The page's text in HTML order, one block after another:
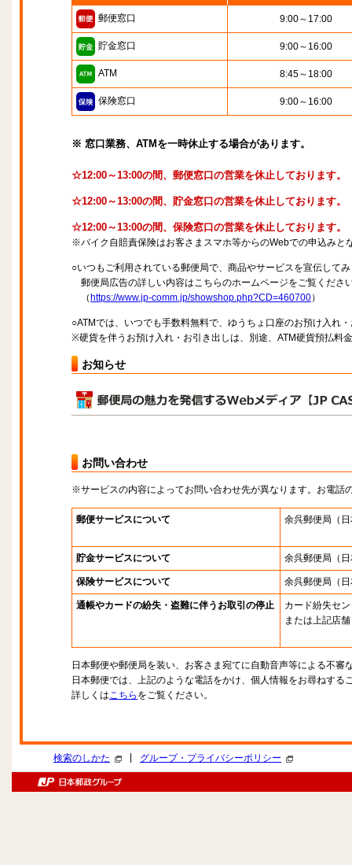
郵便窓口 9:00～17:00
貯金窓口 9:00～16:00
ATM 8:45～18:00
保険窓口 9:00～16:00
※ 窓口業務、ATMを一時休止する場合があります。
☆12:00～13:00の間、郵便窓口の営業を休止しております。
☆12:00～13:00の間、貯金窓口の営業を休止しております。
☆12:00～13:00の間、保険窓口の営業を休止しております。
※バイク自賠責保険はお客さまスマホ等からのWebでの申込みと
○いつもご利用されている郵便局で、商品やサービスを宣伝して
郵便局広告の詳しい内容はこちらのホームページをご覧くださ
（ https://www.jp-comm.jp/showshop.php?CD=460700）
○ATMでは、いつでも手数料無料で、ゆうちょ口座のお預け入れ
※硬貨を伴うお預け入れ・お引き出しは、別途、ATM硬貨預払料
お知らせ
お問い合わせ
※サービスの内容によってお問い合わせ先が異なります。お電話
郵便サービスについて 余呉郵便局 （
貯金サービスについて 余呉郵便局 （
保険サービスについて 余呉郵便局 （
通帳やカードの紛失・盗難に伴うお取引の停止
カード紛失セ
または上記店舗
日本郵便や郵便局を装い、お客さま宛てに自動音声等による不審
日本郵便では、上記のような電話をかけ、個人情報をお尋ねする
詳しくはこちら をご覧ください。
検索のしかた グループ・プライバシーポリシー